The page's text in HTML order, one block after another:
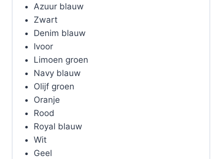
Azuur blauw
Zwart
Denim blauw
Ivoor
Limoen groen
Navy blauw
Olijf groen
Oranje
Rood
Royal blauw
Wit
Geel